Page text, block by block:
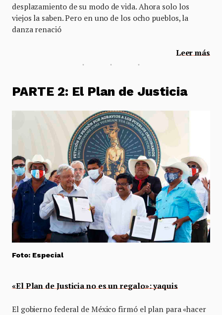
desplazamiento de su modo de vida. Ahora solo los
viejos la saben. Pero en uno de los ocho pueblos, la
danza renació
Leer más
PARTE 2: El Plan de Justicia
Foto: Especial
«El Plan de Justicia no es un regalo»: yaquis
El gobierno federal de México firmó el plan para «hacer